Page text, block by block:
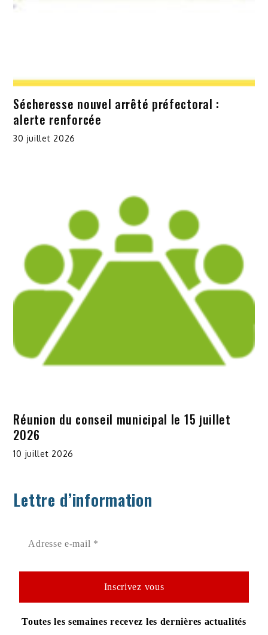
Sécheresse nouvel arrêté préfectoral :
alerte renforcée
30 juillet 2026
Réunion du conseil municipal le 15 juillet
2026
10 juillet 2026
Lettre d’information
Toutes les semaines recevez les dernières actualités